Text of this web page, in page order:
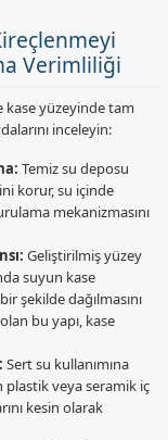
Verimliliği
yüzeyinde tam
inceleyin:
Temiz su deposu
korur, su içinde
mekanizmasını
Geliştirilmiş yüzey
suyun kase
şekilde dağılmasını
bu yapı, kase
Sert su kullanımına
veya seramik iç
kesin olarak